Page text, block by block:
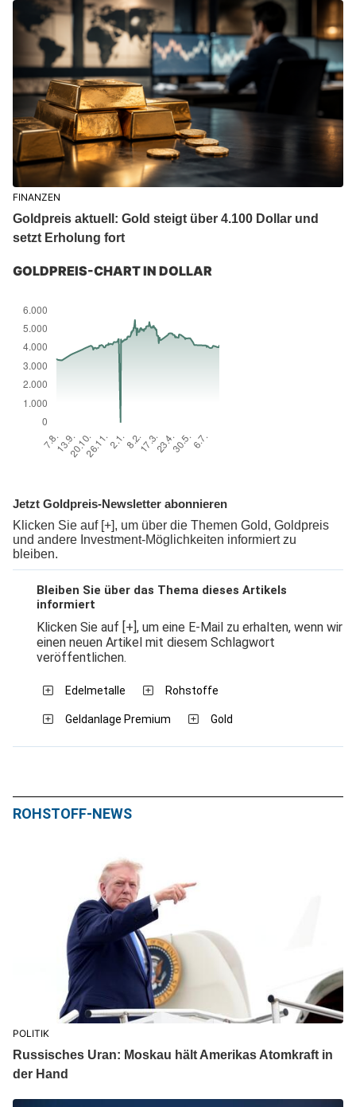
FINANZEN
Goldpreis aktuell: Gold steigt über 4.100 Dollar und
setzt Erholung fort
GOLDPREIS-CHART IN DOLLAR
Jetzt Goldpreis-Newsletter abonnieren
Klicken Sie auf [+], um über die Themen Gold, Goldpreis
und andere Investment-Möglichkeiten informiert zu
bleiben.
Bleiben Sie über das Thema dieses Artikels
informiert
Klicken Sie auf [+], um eine E-Mail zu erhalten, wenn wir
einen neuen Artikel mit diesem Schlagwort
veröffentlichen.
Edelmetalle Rohstoffe
Geldanlage Premium Gold
ROHSTOFF-NEWS
POLITIK
Russisches Uran: Moskau hält Amerikas Atomkraft in
der Hand